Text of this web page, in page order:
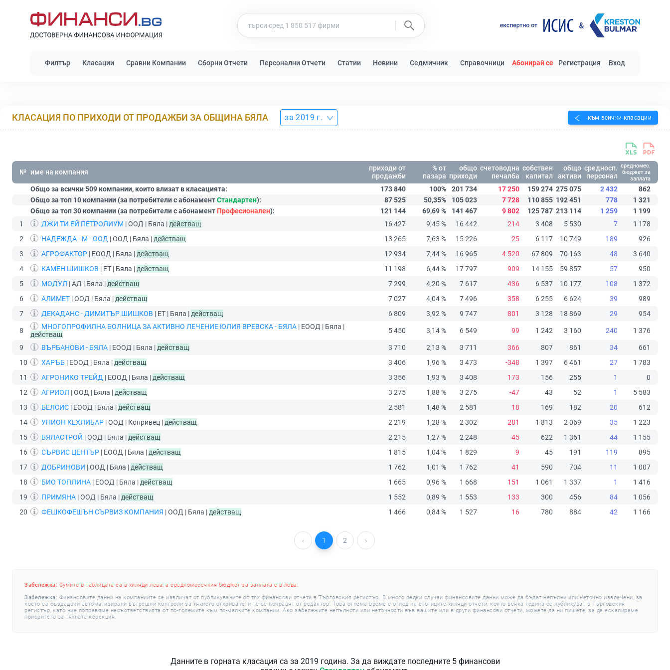
Филтър Класации Сравни Компании Сборни Отчети Персонални Отчети Статии Новини Седмичник Справочници Абонирай се Регистрация Вход
КЛАСАЦИЯ ПО ПРИХОДИ ОТ ПРОДАЖБИ ЗА ОБЩИНА БЯЛА за 2019 г. към всички класации
№ име на компания
приходи от
продажби
% от
пазара
общо
приходи
счетоводна
печалба
собствен
капитал
общо
активи
средносп.
персонал
средномес.
бюджет за
заплата
Общо за всички 509 компании, които влизат в класацията: 173 840 100% 201 734 17 250 159 274 275 075 2 432
862
Общо за топ 10 компании (за потребители с абонаментСтандартен): 87 525 50,35% 105 023 7 728 110 855 192 451 778
1 321
Общо за топ 30 компании (за потребители с абонамент Професионален): 121 144 69,69 % 141 467 9 802 125 787 213 114 1 259
1 199
1
ДЖИ ТИ ЕЙ ПЕТРОЛИУМ | ООД | Бяла | действащ 16 427 9,45 % 16 442 214 3 408 5 530 7
1 178
2
НАДЕЖДА - М - ООД | ООД | Бяла | действащ 13 265 7,63 % 15 226 25 6 117 10 749 189
926
3
АГРОФАКТОР | ЕООД | Бяла | действащ 12 934 7,44 % 16 965 4 520 67 809 70 163 48
3 640
4
КАМЕН ШИШКОВ | ЕТ | Бяла | действащ 11 198 6,44 % 17 797 909 14 155 59 857 57
950
5
МОДУЛ | АД | Бяла | действащ 7 299 4,20 % 7 617 436 6 537 10 177 108
1 372
6
АЛИМЕТ | ООД | Бяла | действащ 7 027 4,04 % 7 496 358 6 255 6 624 39
989
7
ДЕКАДАНС - ДИМИТЪР ШИШКОВ | ЕТ | Бяла | действащ 6 809 3,92 % 9 747 801 3 128 18 869 29 954
8 МНОГОПРОФИЛНА БОЛНИЦА ЗА АКТИВНО ЛЕЧЕНИЕ ЮЛИЯ ВРЕВСКА - БЯЛА | ЕООД | Бяла |
действащ
5 450 3,14 % 6 549 99 1 242 3 160 240 1 376
9 ВЪРБАНОВИ - БЯЛА | ЕООД | Бяла | действащ 3 710 2,13 % 3 711 366 807 861 34
661
10
ХАРЪБ | ЕООД | Бяла | действащ 3 406 1,96 % 3 473 -348 1 397 6 461 27
1 783
11
АГРОНИКО ТРЕЙД | ЕООД | Бяла | действащ 3 356 1,93 % 3 408 173 156 255 1
0
12
АГРИОЛ | ООД | Бяла | действащ 3 275 1,88 % 3 275 -47 43 52 1
5 583
13
БЕЛСИС | ЕООД | Бяла | действащ 2 581 1,48 % 2 581 18 169 182 20
612
14
УНИОН КЕХЛИБАР | ООД | Копривец | действащ 2 219 1,28 % 2 302 281 1 813 2 069 35
1 223
15
БЯЛАСТРОЙ | ООД | Бяла | действащ 2 215 1,27 % 2 248 45 622 1 361 44
1 155
16
СЪРВИС ЦЕНТЪР | ЕООД | Бяла | действащ 1 815 1,04 % 1 829 9 45 191 119
895
17
ДОБРИНОВИ | ООД | Бяла | действащ 1 762 1,01 % 1 762 41 590 704 11
1 007
18
БИО ТОПЛИНА | ЕООД | Бяла | действащ 1 665 0,96 % 1 668 151 1 061 1 337 1
1 416
19
ПРИМЯНА | ООД | Бяла | действащ 1 552 0,89 % 1 553 133 300 456 84
1 056
20
ФЕШКОФЕШЪН СЪРВИЗ КОМПАНИЯ | ООД | Бяла | действащ 1 466 0,84 % 1 527 16 780 884 42 1 166
‹ 1 2 ›
Забележка: Сумите в таблицата са в хиляди лева, а средномесечния бюджет за заплата е в лева.
Забележка: Финансовите данни на компаниите се извличат от публикуваните от тях финансови отчети в Търговския регистър. В много редки случаи финансовите данни може да бъдат непълни или неточно извлечени, за
което са създадени автоматизирани вътрешни контроли за тяхното откриване, и те се поправят от редактор. Това отнема време с оглед на стотиците хиляди отчети, които всяка година се публикуват в Търговския
регистър, като ние поправяме несъответствията от по-големите към по-малките компании. Ако забележите непълноти или неточности във вашите или в други финансови отчети, можете да ни пишете, за да ескалираме
приоритета за тяхната корекция.
Данните в горната класация са за 2019 година. За да виждате последните 5 финансови